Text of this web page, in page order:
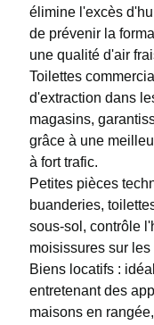
élimine l'excès
de prévenir la
une qualité d'air
Toilettes
d'extraction dans
magasins,
grâce à une
à fort trafic.
Petites pièces
buanderies,
sous-sol, contrôle
moisissures sur
Biens locatifs :
entretenant des
maisons en